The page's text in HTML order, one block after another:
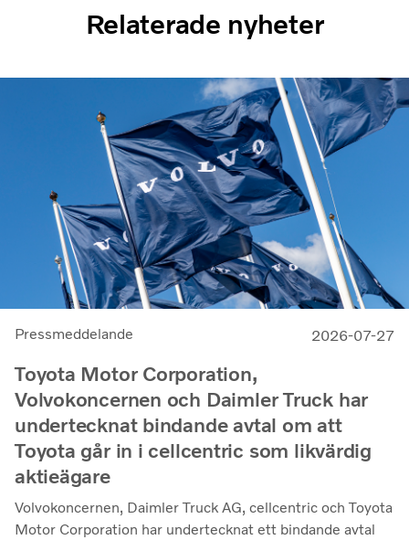
Relaterade nyheter
Pressmeddelande 2026-07-27
Toyota Motor Corporation,
Volvokoncernen och Daimler Truck har
undertecknat bindande avtal om att
Toyota går in i cellcentric som likvärdig
aktieägare
Volvokoncernen, Daimler Truck AG, cellcentric och Toyota
Motor Corporation har undertecknat ett bindande avtal